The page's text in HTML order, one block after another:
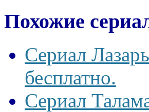
Похожие
Сериал
бесплатно.
Сериал